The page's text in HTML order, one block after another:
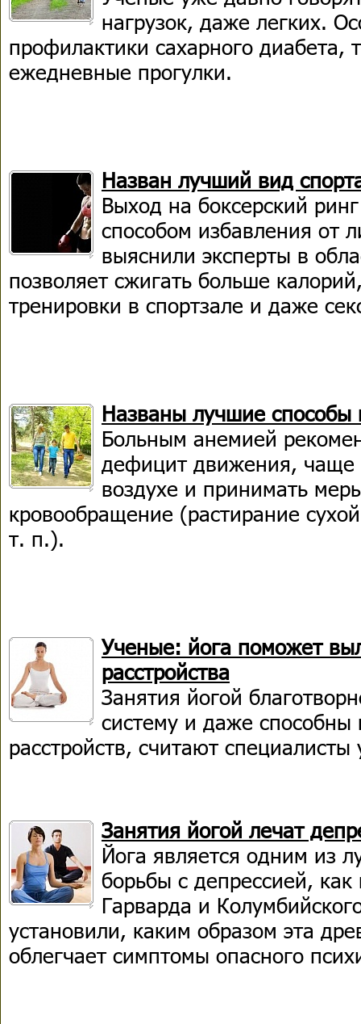
нагрузок, даже легких.
профилактики сахарного диабета,
ежедневные прогулки.
Назван лучший вид
Выход на боксерский
способом избавления от
выяснили эксперты в
позволяет сжигать больше
тренировки в спортзале и даже
Названы лучшие
Больным анемией
дефицит движения, чаще
воздухе и принимать
кровообращение (растирание
т. п.).
Ученые: йога поможет
расстройства
Занятия йогой
систему и даже способны
расстройств, считают
Занятия йогой лечат
Йога является одним из
борьбы с депрессией,
Гарварда и
установили, каким образом эта
облегчает симптомы опасного